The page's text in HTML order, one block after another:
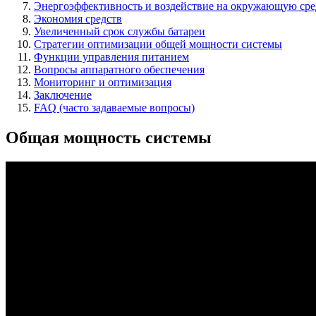
Энергоэффективность и воздействие на окружающую
Экономия средств
Увеличенный срок службы батареи
Стратегии оптимизации общей мощности системы
Функции управления питанием
Вопросы аппаратного обеспечения
Мониторинг и оптимизация
Заключение
FAQ (часто задаваемые вопросы)
Общая мощность системы